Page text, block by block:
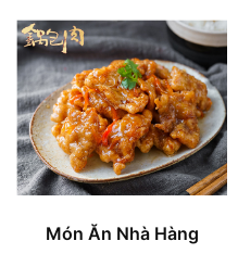
Món Ăn Nhà Hàng